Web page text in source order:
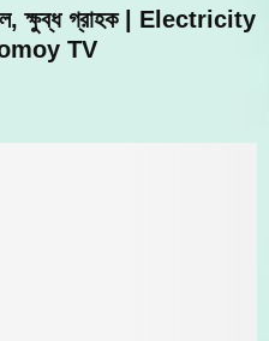
বিল, ক্ষুব্ধ গ্রাহক | Electricity
TV